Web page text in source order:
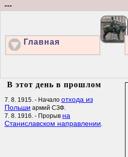
---
Главная
В этот день в прошлом
7. 8. 1915. - Начало отхода из
Польши армий СЗФ.
7. 8. 1916. - Прорыв на
Станиславском направлении.